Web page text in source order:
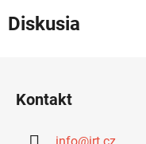
Diskusia
Kontakt